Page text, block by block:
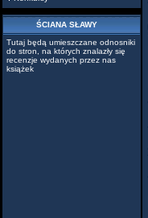
ŚCIANA SŁAWY
Tutaj będą umieszczane odnosniki
do stron, na których znalazły się
recenzje wydanych przez nas
książek